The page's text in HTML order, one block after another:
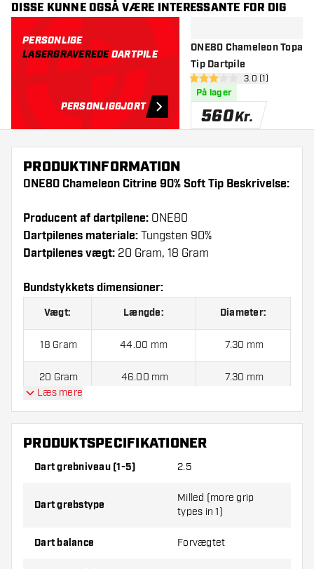
DISSE KUNNE OGSÅ VÆRE INTERESSANTE FOR DIG
PERSONLIGE
LASERGRAVEREDEDARTPILE
PERSONLIGGJORT
ONE80 Chameleon Topaz
Tip Dartpile
åbn
3 bedømmelsesstjerner
3.0 (1)
På lager
560Kr.
PRODUKTINFORMATION
ONE80 Chameleon Citrine 90% Soft Tip Beskrivelse:
Producent af dartpilene: ONE80
Dartpilenes materiale: Tungsten 90%
Dartpilenes vægt: 20 Gram, 18 Gram
Bundstykkets dimensioner:
Vægt: Længde: Diameter:
18 Gram 44.00 mm 7.30 mm
20 Gram 46.00 mm 7.30 mm
3 Dartpile, 3 Flights og 6 Skafter.
Læs mere
PRODUKTSPECIFIKATIONER
Dart grebniveau (1-5) 2.5
Dart grebstype
Milled (more grip
types in 1)
Dart balance Forvægtet